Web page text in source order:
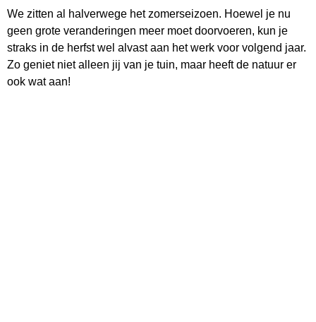
We zitten al halverwege het zomerseizoen. Hoewel je nu
geen grote veranderingen meer moet doorvoeren, kun je
straks in de herfst wel alvast aan het werk voor volgend jaar.
Zo geniet niet alleen jij van je tuin, maar heeft de natuur er
ook wat aan!